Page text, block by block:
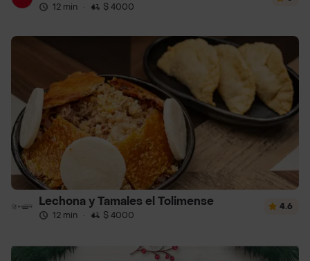
12 min · $ 4000
Lechona y Tamales el Tolimense
12 min · $ 4000
4.6